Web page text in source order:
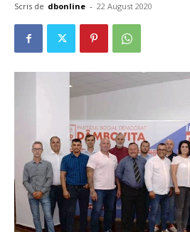
Scris de dbonline - 22 August 2020